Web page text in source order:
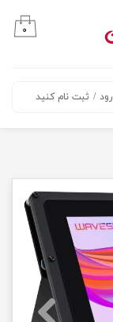
/ ثبت نام کنید
۰